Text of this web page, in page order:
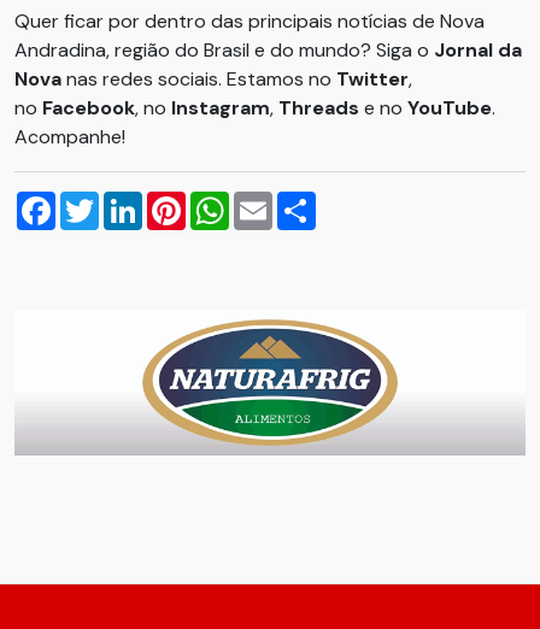
Quer ficar por dentro das principais notícias de Nova
Andradina, região do Brasil e do mundo? Siga o Jornal da
Novanas redes sociais. Estamos no Twitter,
no Facebook, no Instagram, Threads e no YouTube.
Acompanhe!
Facebook
TwitterLinkedInPinterestWhatsApp
Email